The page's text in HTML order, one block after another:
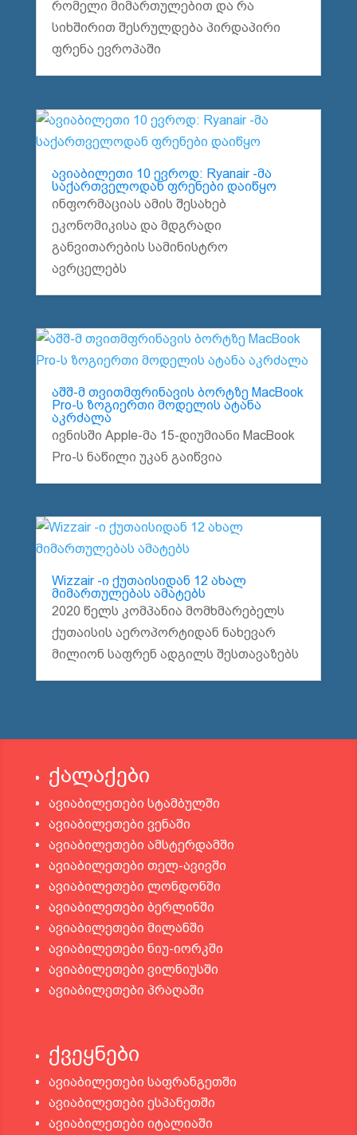
რომელი მიმართულებით და რა
სიხშირით შესრულდება პირდაპირი
ფრენა ევროპაში
ავიაბილეთი 10 ევროდ: Ryanair -მა
საქართველოდან ფრენები დაიწყო
ინფორმაციას ამის შესახებ
ეკონომიკისა და მდგრადი
განვითარების სამინისტრო
ავრცელებს
აშშ-მ თვითმფრინავის ბორტზე MacBook
Pro-ს ზოგიერთი მოდელის ატანა
აკრძალა
ივნისში Apple-მა 15-დიუმიანი MacBook
Pro-ს ნაწილი უკან გაიწვია
Wizzair -ი ქუთაისიდან 12 ახალ
მიმართულებას ამატებს
2020 წელს კომპანია მომხმარებელს
ქუთაისის აეროპორტიდან ნახევარ
მილიონ საფრენ ადგილს შესთავაზებს
ქალაქები
ავიაბილეთები სტამბულში
ავიაბილეთები ვენაში
ავიაბილეთები ამსტერდამში
ავიაბილეთები თელ-ავივში
ავიაბილეთები ლონდონში
ავიაბილეთები ბერლინში
ავიაბილეთები მილანში
ავიაბილეთები ნიუ-იორკში
ავიაბილეთები ვილნიუსში
ავიაბილეთები პრაღაში
ქვეყნები
ავიაბილეთები საფრანგეთში
ავიაბილეთები ესპანეთში
ავიაბილეთები იტალიაში